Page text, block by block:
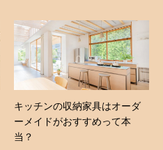
キッチンの収納家具はオーダ
ーメイドがおすすめって本
当？